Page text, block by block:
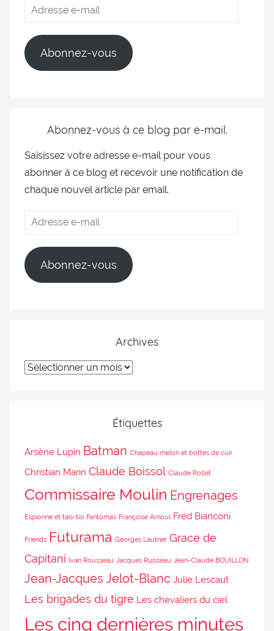
Abonnez-vous
Abonnez-vous à ce blog par e-mail.
Saisissez votre adresse e-mail pour vous
abonner à ce blog et recevoir une notification de
chaque nouvel article par email.
Abonnez-vous
Archives
Étiquettes
Arsène Lupin Batman Chapeau melon et bottes de cuir
Christian Marin Claude Boissol Claude Rollet
Commissaire Moulin Engrenages
Espionne et tais-toi Fantômas Françoise Arnoul Fred Bianconi
Friends Futurama Georges Lautner Grace de
Capitani
Ivan Rousseau Jacques Ruisseau Jean-Claude BOUILLON
Jean-Jacques Jelot-Blanc Julie Lescaut
Les brigades du tigre Les chevaliers du ciel
Les cinq dernières minutes